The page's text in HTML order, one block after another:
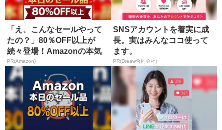
「え、こんなセールやって
たの？」80％OFF以上が
続々登場！Amazonの本気
が...
PR(Amazon)
SNSアカウントを着実に成
長。実はみんなココ使って
ます。
PR(Dreaw合同会社)